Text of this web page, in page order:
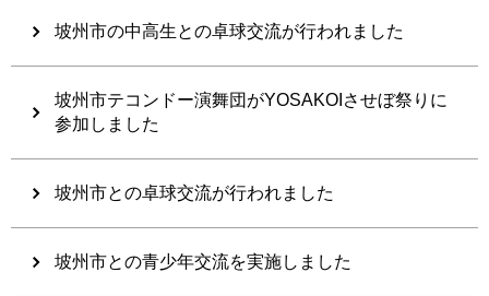
坡州市の中高生との卓球交流が行われました
坡州市テコンドー演舞団がYOSAKOIさせぼ祭りに
参加しました
坡州市との卓球交流が行われました
坡州市との青少年交流を実施しました